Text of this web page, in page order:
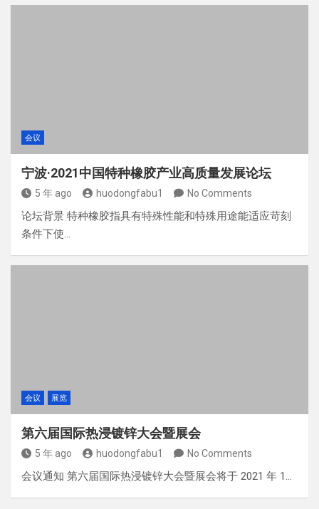
会议
宁波·2021中国特种橡胶产业高质量发展论坛
5 年 ago huodongfabu1 No Comments
论坛背景 特种橡胶指具有特殊性能和特殊用途能适应苛刻
条件下使…
会议 展览
第六届国际热浸镀锌大会暨展会
5 年 ago huodongfabu1 No Comments
会议通知 第六届国际热浸镀锌大会暨展会将于 2021 年 1…